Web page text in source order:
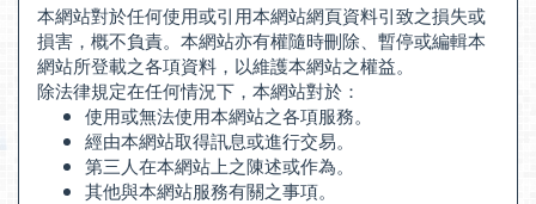
本網站對於任何使用或引用本網站網頁資料引致之損失或
損害，概不負責。本網站亦有權隨時刪除、暫停或編輯本
網站所登載之各項資料，以維護本網站之權益。
除法律規定在任何情況下，本網站對於：
使用或無法使用本網站之各項服務。
經由本網站取得訊息或進行交易。
第三人在本網站上之陳述或作為。
其他與本網站服務有關之事項。